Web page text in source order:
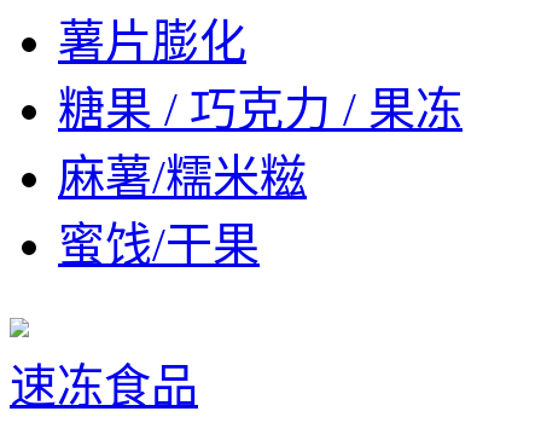
薯片膨化
糖果 / 巧克力 / 果冻
麻薯/糯米糍
蜜饯/干果
速冻食品